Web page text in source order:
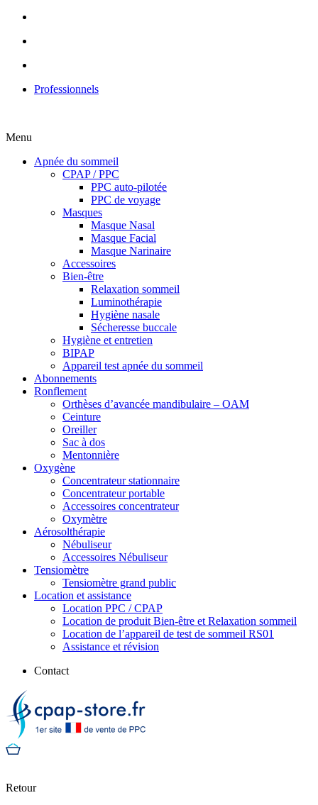
Professionnels
Menu
Apnée du sommeil
CPAP / PPC
PPC auto-pilotée
PPC de voyage
Masques
Masque Nasal
Masque Facial
Masque Narinaire
Accessoires
Bien-être
Relaxation sommeil
Luminothérapie
Hygiène nasale
Sécheresse buccale
Hygiène et entretien
BIPAP
Appareil test apnée du sommeil
Abonnements
Ronflement
Orthèses d’avancée mandibulaire – OAM
Ceinture
Oreiller
Sac à dos
Mentonnière
Oxygène
Concentrateur stationnaire
Concentrateur portable
Accessoires concentrateur
Oxymètre
Aérosolthérapie
Nébuliseur
Accessoires Nébuliseur
Tensiomètre
Tensiomètre grand public
Location et assistance
Location PPC / CPAP
Location de produit Bien-être et Relaxation sommeil
Location de l’appareil de test de sommeil RS01
Assistance et révision
Contact
Retour